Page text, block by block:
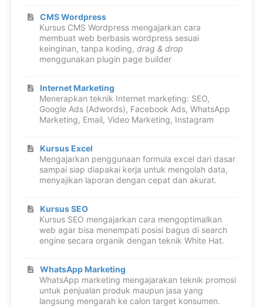
CMS Wordpress
Kursus CMS Wordpress mengajarkan cara
membuat web berbasis wordpress sesuai
keinginan, tanpa koding, drag & drop
menggunakan plugin page builder
Internet Marketing
Menerapkan teknik Internet marketing: SEO,
Google Ads (Adwords), Facebook Ads, WhatsApp
Marketing, Email, Video Marketing, Instagram
Kursus Excel
Mengajarkan penggunaan formula excel dari dasar
sampai siap diapakai kerja untuk mengolah data,
menyajikan laporan dengan cepat dan akurat.
Kursus SEO
Kursus SEO mengajarkan cara mengoptimalkan
web agar bisa menempati posisi bagus di search
engine secara organik dengan teknik White Hat.
WhatsApp Marketing
WhatsApp marketing mengajarakan teknik promosi
untuk penjualan produk maupun jasa yang
langsung mengarah ke calon target konsumen.